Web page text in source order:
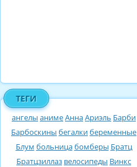
ТЕГИ
ангелы анимеАннаАриэль Барби
Барбоскины бегалкибеременные
Блум больницабомберы Братц
Братцзиллаз велосипеды Винкс